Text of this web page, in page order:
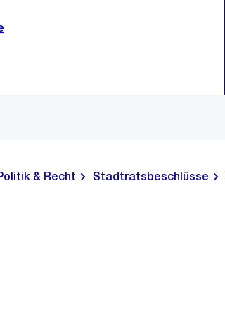
& Recht Stadtratsbeschlüsse